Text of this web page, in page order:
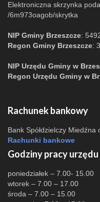
Elektroniczna skrzynka
/6m973oagob/skrytka
NIP Gminy Brzeszcze:
Regon Gminy Brzeszcze:
NIP Urzędu Gminy w
Regon Urzędu Gminy w
Rachunek bankowy
Bank Spółdzielczy Miedźna
Rachunki bankowe
Godziny pracy urzędu
poniedziałek – 7.00- 15.00
wtorek – 7.00 – 17.00
środa – 7.00 – 15.00